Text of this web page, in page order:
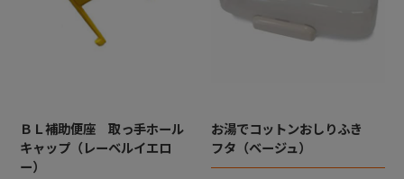
ＢＬ補助便座 取っ手ホール
キャップ（レーベルイエロ
ー）
お湯でコットンおしりふき
フタ（ベージュ）